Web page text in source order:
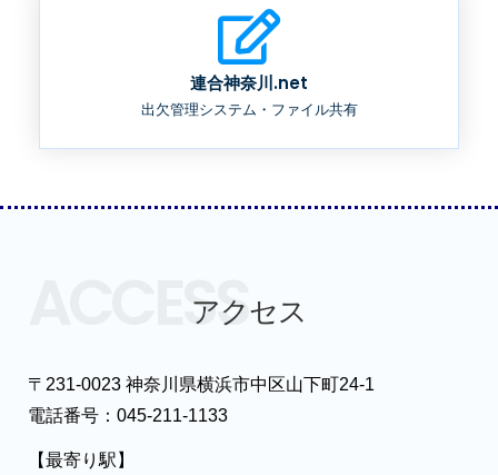
連合神奈川.net
出欠管理システム・ファイル共有
ACCESSアクセス
〒231-0023 神奈川県横浜市中区山下町24-1
電話番号：045-211-1133
【最寄り駅】